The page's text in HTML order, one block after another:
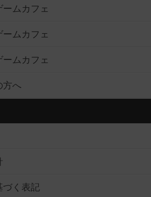
ムカフェ
ムカフェ
ムカフェ
方へ
づく表記